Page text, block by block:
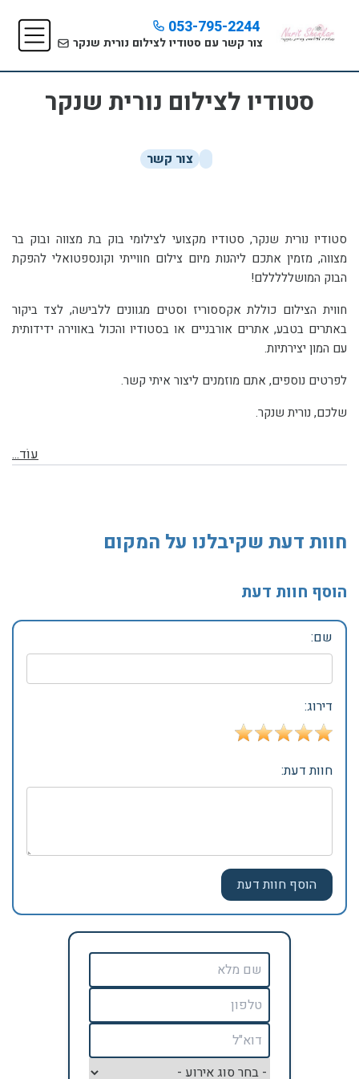
053-795-2244
צור קשר עם סטודיו לצילום נורית שנקר
סטודיו לצילום נורית שנקר
צור קשר
סטודיו נורית שנקר, סטודיו מקצועי לצילומי בוק בת מצווה ובוק בר
מצווה, מזמין אתכם ליהנות מיום צילום חווייתי וקונספטואלי להפקת
הבוק המושלללללם!
חווית הצילום כוללת אקססוריז וסטים מגוונים ללבישה, לצד ביקור
באתרים בטבע, אתרים אורבניים או בסטודיו והכול באווירה ידידותית
עם המון יצירתיות.
לפרטים נוספים, אתם מוזמנים ליצור איתי קשר.
שלכם, נורית שנקר.
עוֹד...
חוות דעת שקיבלנו על המקום
הוסף חוות דעת
שם:
דירוג:
חוות דעת: